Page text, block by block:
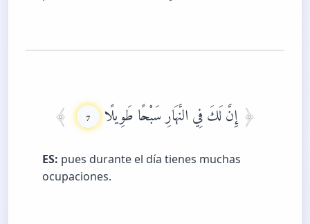
إِنَّ لَكَ فِي النَّهَارِ سَبْحًا طَوِيلًا 7
ES: pues durante el día tienes muchas
ocupaciones.